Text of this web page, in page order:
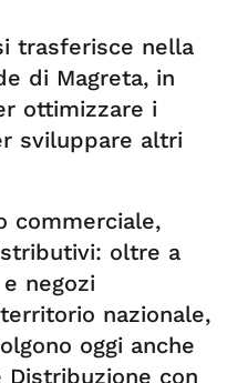
trasferisce nella
di Magreta, in
ottimizzare i
sviluppare altri
commerciale,
oltre a
negozi
nazionale,
oggi anche
Distribuzione con